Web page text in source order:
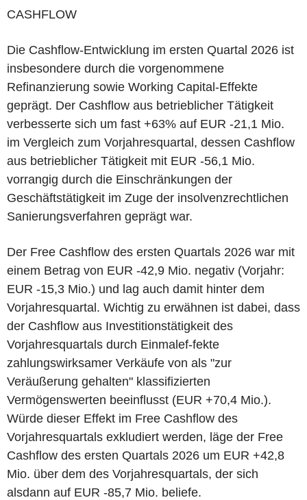
CASHFLOW
Die Cashflow-Entwicklung im ersten Quartal 2026 ist
insbesondere durch die vorgenommene
Refinanzierung sowie Working Capital-Effekte
geprägt. Der Cashflow aus betrieblicher Tätigkeit
verbesserte sich um fast +63% auf EUR -21,1 Mio.
im Vergleich zum Vorjahresquartal, dessen Cashflow
aus betrieblicher Tätigkeit mit EUR -56,1 Mio.
vorrangig durch die Einschränkungen der
Geschäftstätigkeit im Zuge der insolvenzrechtlichen
Sanierungsverfahren geprägt war.
Der Free Cashflow des ersten Quartals 2026 war mit
einem Betrag von EUR -42,9 Mio. negativ (Vorjahr:
EUR -15,3 Mio.) und lag auch damit hinter dem
Vorjahresquartal. Wichtig zu erwähnen ist dabei, dass
der Cashflow aus Investitionstätigkeit des
Vorjahresquartals durch Einmalef-fekte
zahlungswirksamer Verkäufe von als "zur
Veräußerung gehalten" klassifizierten
Vermögenswerten beeinflusst (EUR +70,4 Mio.).
Würde dieser Effekt im Free Cashflow des
Vorjahresquartals exkludiert werden, läge der Free
Cashflow des ersten Quartals 2026 um EUR +42,8
Mio. über dem des Vorjahresquartals, der sich
alsdann auf EUR -85,7 Mio. beliefe.